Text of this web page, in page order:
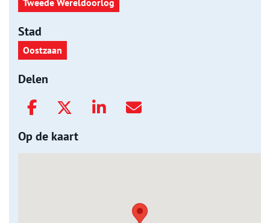
Tweede Wereldoorlog
Stad
Oostzaan
Delen
Op de kaart